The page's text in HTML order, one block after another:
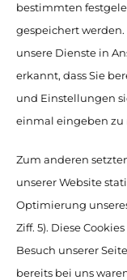
bestimmten
gespeichert werden.
unsere Dienste in
erkannt, dass Sie
und Einstellungen
einmal eingeben zu
Zum anderen
unserer Website
Optimierung
Ziff. 5). Diese
Besuch unserer
bereits bei uns